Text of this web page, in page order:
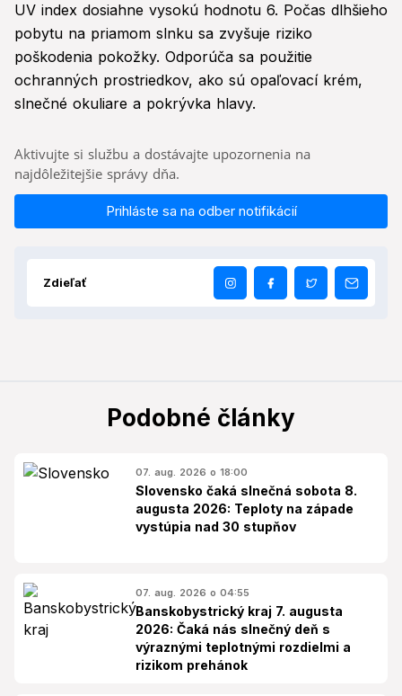
UV index dosiahne vysokú hodnotu 6. Počas dlhšieho
pobytu na priamom slnku sa zvyšuje riziko
poškodenia pokožky. Odporúča sa použitie
ochranných prostriedkov, ako sú opaľovací krém,
slnečné okuliare a pokrývka hlavy.
Aktivujte si službu a dostávajte upozornenia na
najdôležitejšie správy dňa.
Prihláste sa na odber notifikácií
Zdieľať
Podobné články
07. aug. 2026 o 18:00
Slovensko čaká slnečná sobota 8.
augusta 2026: Teploty na západe
vystúpia nad 30 stupňov
07. aug. 2026 o 04:55
Banskobystrický kraj 7. augusta
2026: Čaká nás slnečný deň s
výraznými teplotnými rozdielmi a
rizikom prehánok